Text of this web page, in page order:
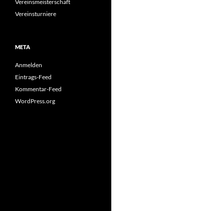
Vereinsmeisterschaft
Vereinsturniere
META
Anmelden
Eintrags-Feed
Kommentar-Feed
WordPress.org